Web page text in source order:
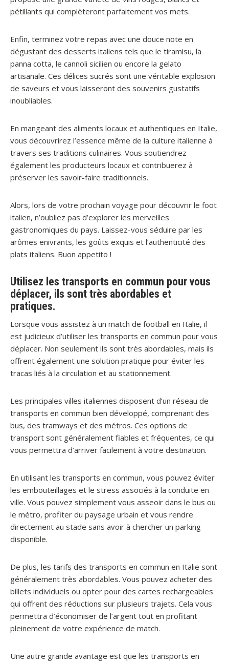
pétillants qui complèteront parfaitement vos mets.
Enfin, terminez votre repas avec une douce note en
dégustant des desserts italiens tels que le tiramisu, la
panna cotta, le cannoli sicilien ou encore la gelato
artisanale. Ces délices sucrés sont une véritable explosion
de saveurs et vous laisseront des souvenirs gustatifs
inoubliables.
En mangeant des aliments locaux et authentiques en Italie,
vous découvrirez l’essence même de la culture italienne à
travers ses traditions culinaires. Vous soutiendrez
également les producteurs locaux et contribuerez à
préserver les savoir-faire traditionnels.
Alors, lors de votre prochain voyage pour découvrir le foot
italien, n’oubliez pas d’explorer les merveilles
gastronomiques du pays. Laissez-vous séduire par les
arômes enivrants, les goûts exquis et l’authenticité des
plats italiens. Buon appetito !
Utilisez les transports en commun pour vous
déplacer, ils sont très abordables et
pratiques.
Lorsque vous assistez à un match de football en Italie, il
est judicieux d’utiliser les transports en commun pour vous
déplacer. Non seulement ils sont très abordables, mais ils
offrent également une solution pratique pour éviter les
tracas liés à la circulation et au stationnement.
Les principales villes italiennes disposent d’un réseau de
transports en commun bien développé, comprenant des
bus, des tramways et des métros. Ces options de
transport sont généralement fiables et fréquentes, ce qui
vous permettra d’arriver facilement à votre destination.
En utilisant les transports en commun, vous pouvez éviter
les embouteillages et le stress associés à la conduite en
ville. Vous pouvez simplement vous asseoir dans le bus ou
le métro, profiter du paysage urbain et vous rendre
directement au stade sans avoir à chercher un parking
disponible.
De plus, les tarifs des transports en commun en Italie sont
généralement très abordables. Vous pouvez acheter des
billets individuels ou opter pour des cartes rechargeables
qui offrent des réductions sur plusieurs trajets. Cela vous
permettra d’économiser de l’argent tout en profitant
pleinement de votre expérience de match.
Une autre grande avantage est que les transports en